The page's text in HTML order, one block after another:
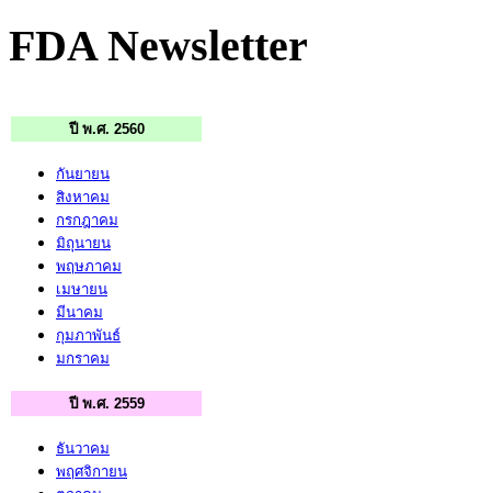
FDA Newsletter
ปี พ.ศ. 2560
กันยายน
สิงหาคม
กรกฎาคม
มิถุนายน
พฤษภาคม
เมษายน
มีนาคม
กุมภาพันธ์
มกราคม
ปี พ.ศ. 2559
ธันวาคม
พฤศจิกายน